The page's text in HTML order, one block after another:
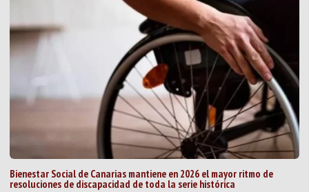
Bienestar Social de Canarias mantiene en 2026 el mayor ritmo de
resoluciones de discapacidad de toda la serie histórica